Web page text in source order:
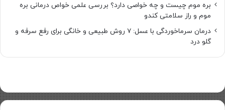
بره موم چیست و چه خواصی دارد؟ بررسی علمی خواص درمانی بره
موم و راز سلامتی کندو
درمان سرماخوردگی با عسل: ۷ روش طبیعی و خانگی برای رفع سرفه و
گلو درد